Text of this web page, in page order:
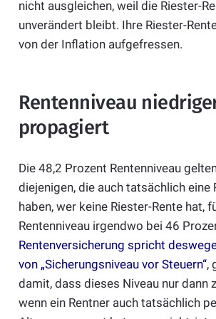
nicht ausgleichen, weil die Riester-
unverändert bleibt. Ihre Riester-
von der Inflation aufgefressen.
Rentenniveau
propagiert
Die 48,2 Prozent Rentenniveau
diejenigen, die auch tatsächlich eine
haben, wer keine Riester-Rente hat,
Rentenniveau irgendwo bei 46
Rentenversicherung spricht
von „Sicherungsniveau vor Steuern“,
damit, dass dieses Niveau nur dann
wenn ein Rentner auch tatsächlich